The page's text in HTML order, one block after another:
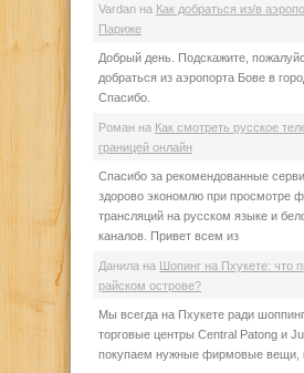
Vardan на Как добраться из/в
Париже
Добрый день. Подскажите,
добраться из аэропорта Бове в
Спасибо.
Роман на Как смотреть русское
границей онлайн
Спасибо за рекомендованные
здорово экономлю при просмотре
трансляций на русском языке и
каналов. Привет всем из
Данила на Шопинг на Пхукете: что
райском острове?
Мы всегда на Пхукете ради
торговые центры Central Patong и
покупаем нужные фирмовые вещи,